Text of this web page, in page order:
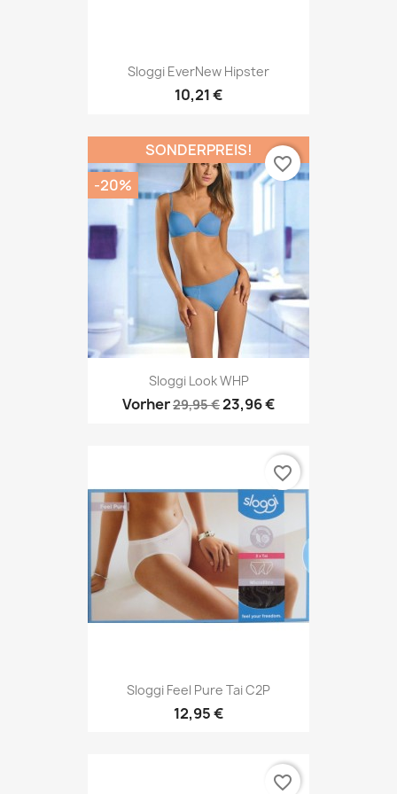
Sloggi EverNew Hipster
10,21 €
Sloggi Look WHP
Vorher29,95 €23,96 €
SONDERPREIS!
-20%
favorite_border
Sloggi Feel Pure Tai C2P
12,95 €
favorite_border
favorite_border